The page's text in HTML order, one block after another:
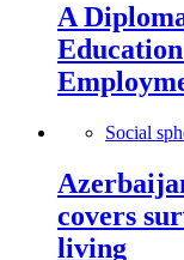
A
Social
covers
living